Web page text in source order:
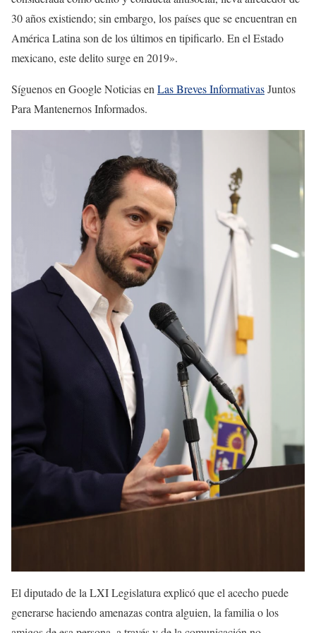
30 años existiendo; sin embargo, los países que se encuentran en
América Latina son de los últimos en tipificarlo. En el Estado
mexicano, este delito surge en 2019».
Síguenos en Google Noticias en Las Breves InformativasJuntos
Para Mantenernos Informados.
El diputado de la LXI Legislatura explicó que el acecho puede
generarse haciendo amenazas contra alguien, la familia o los